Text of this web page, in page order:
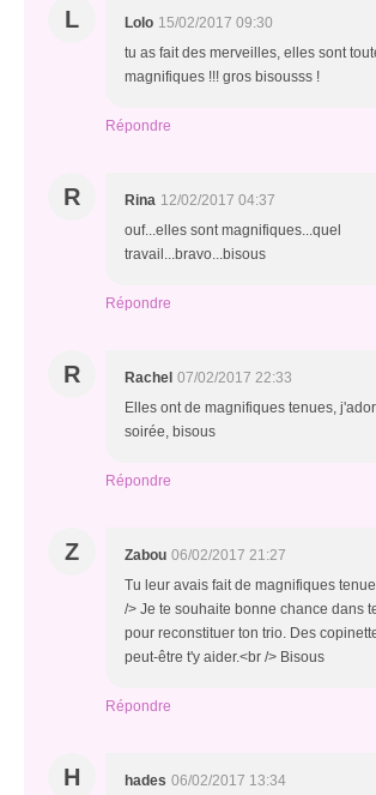
L Lolo 15/02/2017 09:30
tu as fait des merveilles, elles sont
magnifiques !!! gros bisousss !
Répondre
R Rina 12/02/2017 04:37
ouf...elles sont magnifiques...quel
travail...bravo...bisous
Répondre
R Rachel 07/02/2017 22:33
Elles ont de magnifiques tenues,
soirée, bisous
Répondre
Z Zabou 06/02/2017 21:27
Tu leur avais fait de magnifiques
/> Je te souhaite bonne chance dans
pour reconstituer ton trio. Des
peut-être t'y aider.<br /> Bisous
Répondre
H hades 06/02/2017 13:34